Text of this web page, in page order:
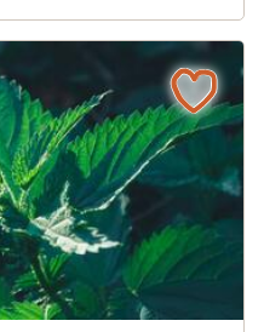
schönen
Perle im Garten